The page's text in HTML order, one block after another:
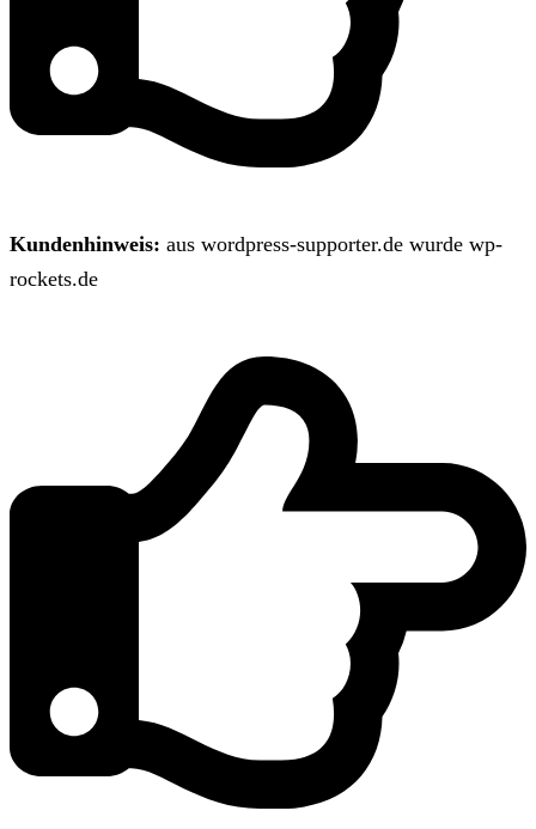
Kundenhinweis: aus wordpress-supporter.de wurde wp-
rockets.de